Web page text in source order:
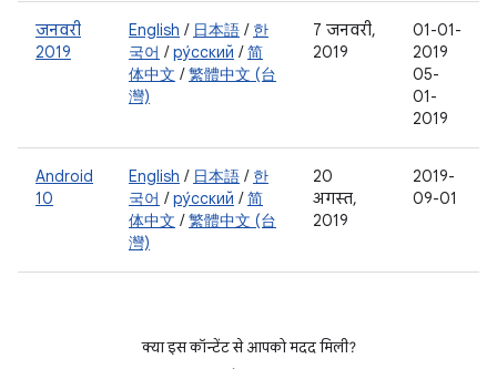
जनवरी
2019
English / 日本語 / 한
국어 /ру́сский /简
体中文 /繁體中文 (台
灣)
7 जनवरी,
2019
01-01-
2019
05-
01-
2019
Android
10
English / 日本語 / 한
국어 /ру́сский /简
体中文 /繁體中文 (台
灣)
20
अगस्त,
2019
2019-
09-01
क्या इस कॉन्टेंट से आपको मदद मिली?